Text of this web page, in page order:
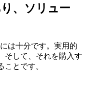
、ソリュー
は十分です。実用的
そして、それを購入す
とです。